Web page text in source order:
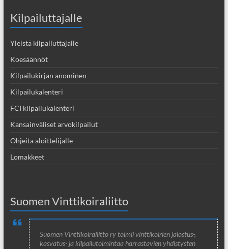
Kilpailuttajalle
Yleistä kilpailuttajalle
Koesäännöt
Kilpailukirjan anominen
Kilpailukalenteri
FCI kilpailukalenteri
Kansainväliset arvokilpailut
Ohjeita aloittelijalle
Lomakkeet
Suomen Vinttikoiraliitto
Suomen Vinttikoiraliitto ry toimii vinttikoirien jalostus-,
kasvatus- ja kilpailutoimintaa harrastavien yhdistysten